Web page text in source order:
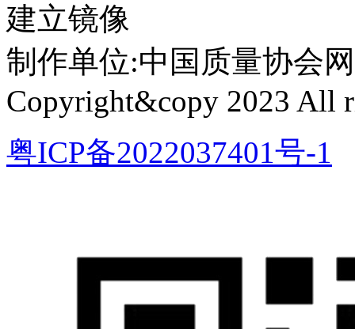
建立镜像
制作单位:中国质量协会
Copyright&copy 2023 All
粤ICP备2022037401号-1